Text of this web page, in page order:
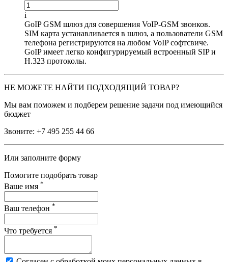
i
GoIP GSM шлюз для совершения VoIP-GSM звонков.
SIM карта устанавливается в шлюз, а пользователи GSM
телефона регистрируются на любом VoIP софтсвиче.
GoIP имеет легко конфигурируемый встроенный SIP и
H.323 протоколы.
НЕ МОЖЕТЕ НАЙТИ ПОДХОДЯЩИЙ ТОВАР?
Мы вам поможем и подберем решение задачи под имеющийся
бюджет
Звоните: +7 495 255 44 66
Или заполните форму
Помогите подобрать товар
Ваше имя *
Ваш телефон *
Что требуется *